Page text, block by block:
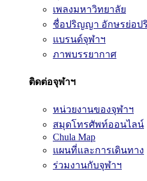
เพลงมหาวิทยาลัย
ชื่อปริญญา อักษรย่อป
แบรนด์จุฬาฯ
ภาพบรรยากาศ
ติดต่อจุฬาฯ
หน่วยงานของจุฬาฯ
สมุดโทรศัพท์ออนไลน์
Chula Map
แผนที่และการเดินทาง
ร่วมงานกับจุฬาฯ